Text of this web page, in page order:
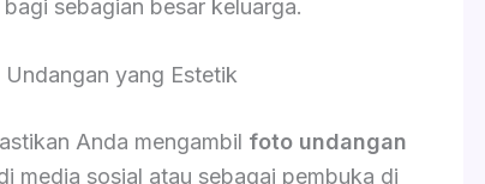
sebagian besar keluarga.
yang Estetik
Anda mengambil foto undangan
media sosial atau sebagai pembuka di